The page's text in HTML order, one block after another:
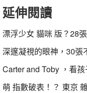
延伸閱讀
漂浮少女 貓咪 版？28
深邃凝視的眼神，30張
Carter and Toby ，看
萌 指數破表！？ 東京